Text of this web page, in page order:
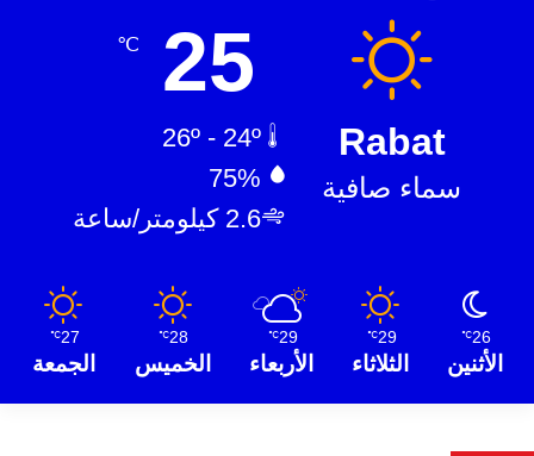
Rabat
سماء صافية
25
℃
75%
2.6 كيلومتر/ساعة
26
℃
الأثنين
29
℃
الثلاثاء
29
℃
الأربعاء
28
℃
الخميس
27
℃
الجمعة